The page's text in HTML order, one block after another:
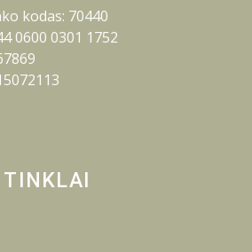
kodas: 70440
0600 0301 1752